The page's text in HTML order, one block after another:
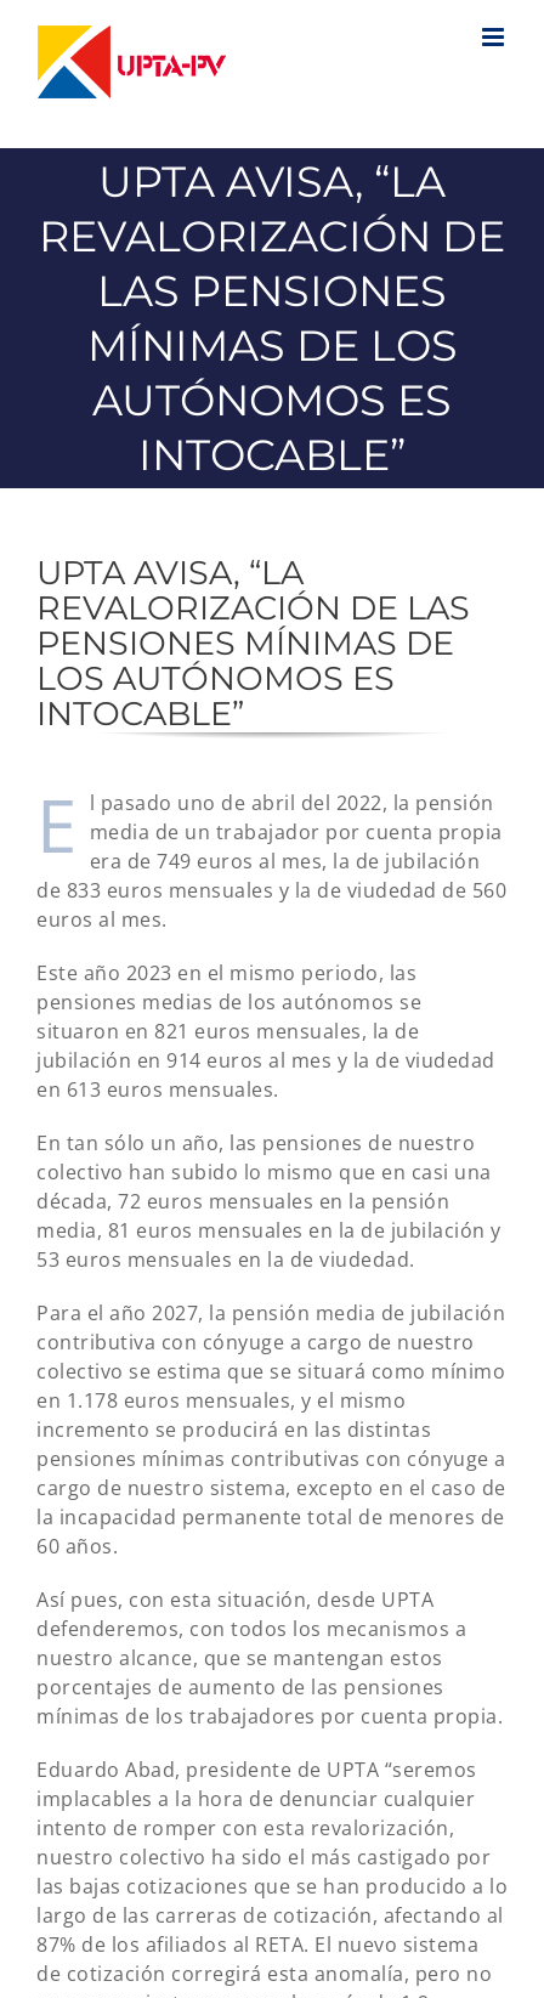
contenido
UPTA AVISA, “LA
REVALORIZACIÓN DE
LAS PENSIONES
MÍNIMAS DE LOS
AUTÓNOMOS ES
INTOCABLE”
UPTA AVISA, “LA
REVALORIZACIÓN DE LAS
PENSIONES MÍNIMAS DE
LOS AUTÓNOMOS ES
INTOCABLE”
E
l pasado uno de abril del 2022, la pensión
media de un trabajador por cuenta propia
era de 749 euros al mes, la de jubilación
de 833 euros mensuales y la de viudedad de 560
euros al mes.
Este año 2023 en el mismo periodo, las
pensiones medias de los autónomos se
situaron en 821 euros mensuales, la de
jubilación en 914 euros al mes y la de viudedad
en 613 euros mensuales.
En tan sólo un año, las pensiones de nuestro
colectivo han subido lo mismo que en casi una
década, 72 euros mensuales en la pensión
media, 81 euros mensuales en la de jubilación y
53 euros mensuales en la de viudedad.
Para el año 2027, la pensión media de jubilación
contributiva con cónyuge a cargo de nuestro
colectivo se estima que se situará como mínimo
en 1.178 euros mensuales, y el mismo
incremento se producirá en las distintas
pensiones mínimas contributivas con cónyuge a
cargo de nuestro sistema, excepto en el caso de
la incapacidad permanente total de menores de
60 años.
Así pues, con esta situación, desde UPTA
defenderemos, con todos los mecanismos a
nuestro alcance, que se mantengan estos
porcentajes de aumento de las pensiones
mínimas de los trabajadores por cuenta propia.
Eduardo Abad, presidente de UPTA “seremos
implacables a la hora de denunciar cualquier
intento de romper con esta revalorización,
nuestro colectivo ha sido el más castigado por
las bajas cotizaciones que se han producido a lo
largo de las carreras de cotización, afectando al
87% de los afiliados al RETA. El nuevo sistema
de cotización corregirá esta anomalía, pero no